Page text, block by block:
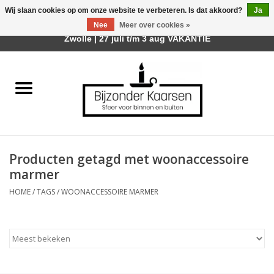
Räder Design Stories
Geurkaarsen
Tafelhaarden
Producten getagd met woonaccessoire
marmer
HOME/TAGS/WOONACCESSOIRE MARMER
Wij slaan cookies op om onze website te verbeteren. Is dat akkoord?
Ja
Nee
Meer over cookies »
Afhalen is mogelijk bij mijn winkel Trotz | Belvederelaan 107
Zwolle | 27 juli t/m 3 aug VAKANTIE